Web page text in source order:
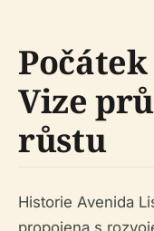
Vize
růstu
Historie Avenida
propojena s